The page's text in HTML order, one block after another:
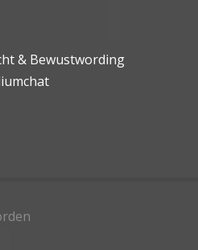
& Bewustwording